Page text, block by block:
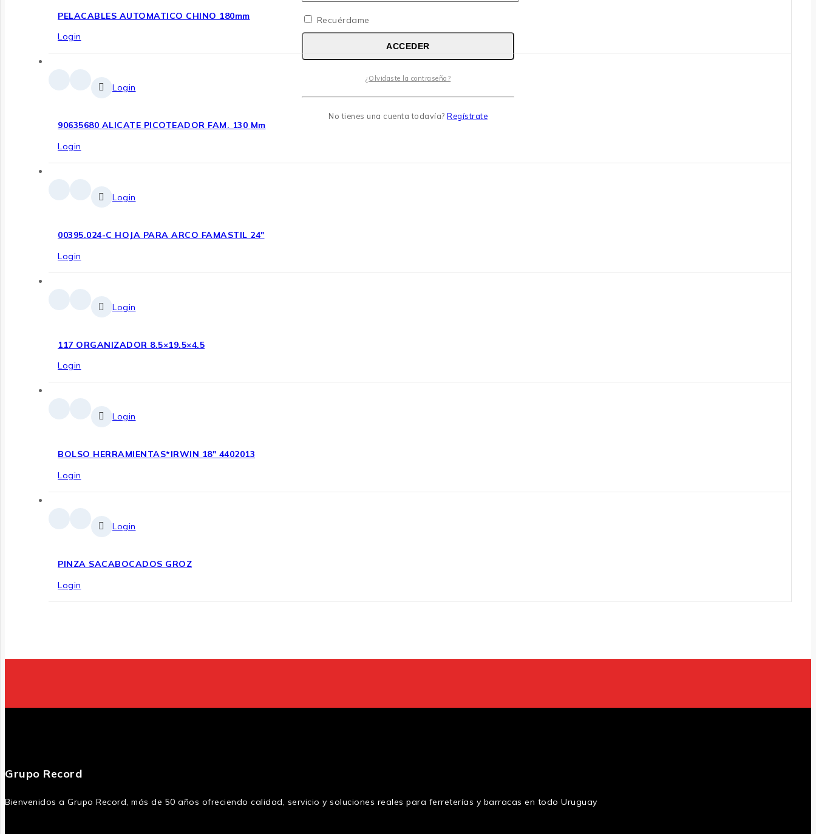
PELACABLES AUTOMATICO CHINO 180mm
Login
Login
90635680 ALICATE PICOTEADOR FAM. 130 Mm
Login
Login
00395.024-C HOJA PARA ARCO FAMASTIL 24″
Login
Login
117 ORGANIZADOR 8.5×19.5×4.5
Login
Login
BOLSO HERRAMIENTAS*IRWIN 18″ 4402013
Login
Login
PINZA SACABOCADOS GROZ
Login
Grupo Record
Bienvenidos a Grupo Record, más de 50 años ofreciendo calidad, servicio y soluciones reales para ferreterías y barracas en todo Uruguay
Recuérdame
ACCEDER
¿Olvidaste la contraseña?
No tienes una cuenta todavía? Regístrate